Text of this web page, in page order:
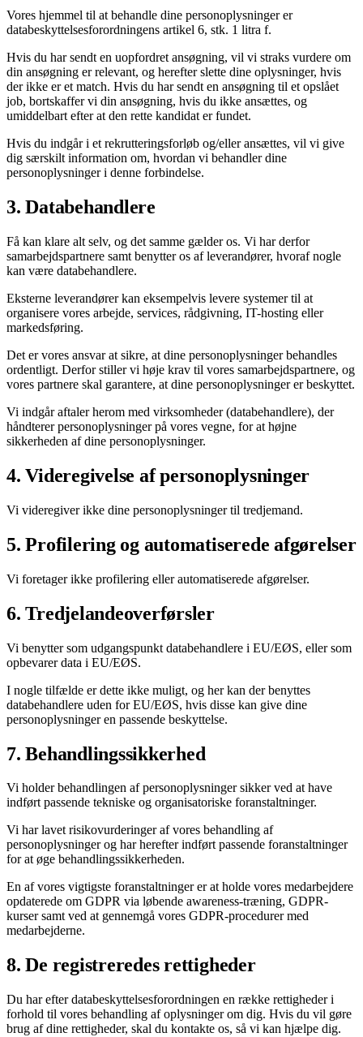
Vores hjemmel til at behandle dine personoplysninger er
databeskyttelsesforordningens artikel 6, stk. 1 litra f.
Hvis du har sendt en uopfordret ansøgning, vil vi straks vurdere om
din ansøgning er relevant, og herefter slette dine oplysninger, hvis
der ikke er et match. Hvis du har sendt en ansøgning til et opslået
job, bortskaffer vi din ansøgning, hvis du ikke ansættes, og
umiddelbart efter at den rette kandidat er fundet.
Hvis du indgår i et rekrutteringsforløb og/eller ansættes, vil vi give
dig særskilt information om, hvordan vi behandler dine
personoplysninger i denne forbindelse.
3. Databehandlere
Få kan klare alt selv, og det samme gælder os. Vi har derfor
samarbejdspartnere samt benytter os af leverandører, hvoraf nogle
kan være databehandlere.
Eksterne leverandører kan eksempelvis levere systemer til at
organisere vores arbejde, services, rådgivning, IT-hosting eller
markedsføring.
Det er vores ansvar at sikre, at dine personoplysninger behandles
ordentligt. Derfor stiller vi høje krav til vores samarbejdspartnere, og
vores partnere skal garantere, at dine personoplysninger er beskyttet.
Vi indgår aftaler herom med virksomheder (databehandlere), der
håndterer personoplysninger på vores vegne, for at højne
sikkerheden af dine personoplysninger.
4. Videregivelse af personoplysninger
Vi videregiver ikke dine personoplysninger til tredjemand.
5. Profilering og automatiserede afgørelser
Vi foretager ikke profilering eller automatiserede afgørelser.
6. Tredjelandeoverførsler
Vi benytter som udgangspunkt databehandlere i EU/EØS, eller som
opbevarer data i EU/EØS.
I nogle tilfælde er dette ikke muligt, og her kan der benyttes
databehandlere uden for EU/EØS, hvis disse kan give dine
personoplysninger en passende beskyttelse.
7. Behandlingssikkerhed
Vi holder behandlingen af personoplysninger sikker ved at have
indført passende tekniske og organisatoriske foranstaltninger.
Vi har lavet risikovurderinger af vores behandling af
personoplysninger og har herefter indført passende foranstaltninger
for at øge behandlingssikkerheden.
En af vores vigtigste foranstaltninger er at holde vores medarbejdere
opdaterede om GDPR via løbende awareness-træning, GDPR-
kurser samt ved at gennemgå vores GDPR-procedurer med
medarbejderne.
8. De registreredes rettigheder
Du har efter databeskyttelsesforordningen en række rettigheder i
forhold til vores behandling af oplysninger om dig. Hvis du vil gøre
brug af dine rettigheder, skal du kontakte os, så vi kan hjælpe dig.